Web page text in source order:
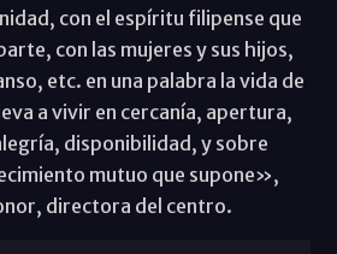
con el espíritu filipense que
con las mujeres y sus hijos,
etc. en una palabra la vida de
a vivir en cercanía, apertura,
disponibilidad, y sobre
mutuo que supone»,
directora del centro.